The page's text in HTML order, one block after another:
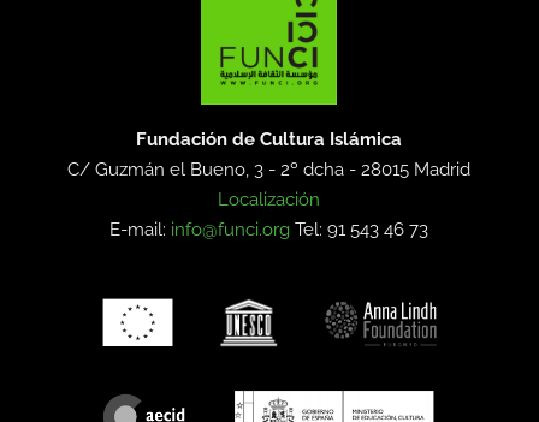
Fundación de Cultura Islámica
C/ Guzmán el Bueno, 3 - 2º dcha -28015 Madrid
Localización
E-mail: info@funci.org Tel: 91 543 46 73